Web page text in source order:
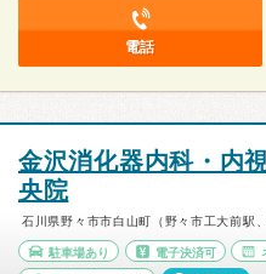
電話
金沢消化器内科・内
央院
石川県野々市市白山町（野々市工大前駅
駐車場あり 電子決済可